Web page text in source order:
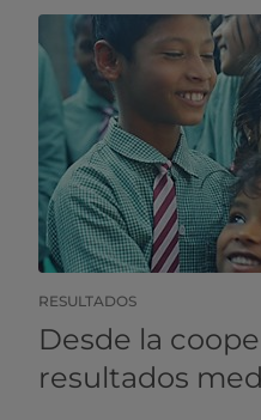
RESULTADOS
Desde la
resultados